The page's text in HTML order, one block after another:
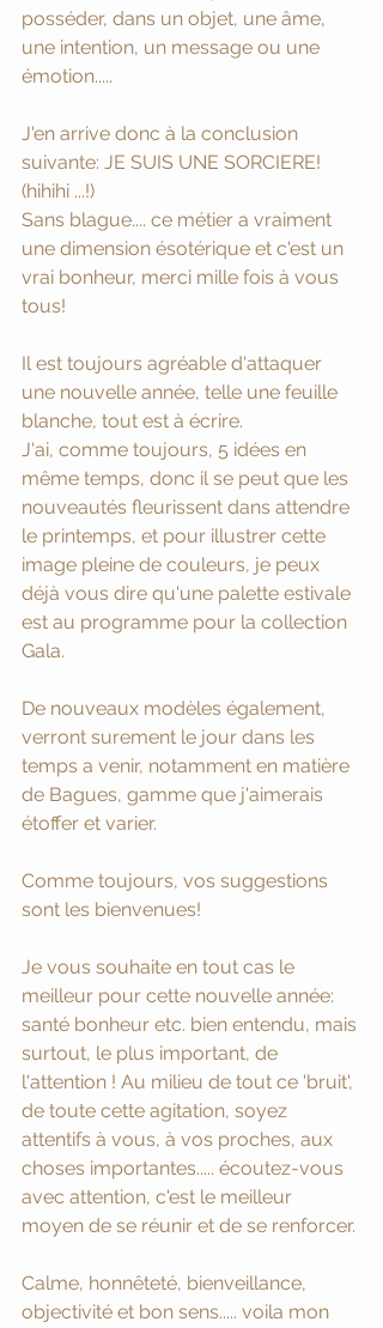
posséder, dans un objet, une âme,
une intention, un message ou une
émotion.....
J'en arrive donc à la conclusion
suivante: JE SUIS UNE SORCIERE!
(hihihi ...!)
Sans blague.... ce métier a vraiment
une dimension ésotérique et c'est un
vrai bonheur, merci mille fois à vous
tous!
Il est toujours agréable d'attaquer
une nouvelle année, telle une feuille
blanche, tout est à écrire.
J'ai, comme toujours, 5 idées en
même temps, donc il se peut que les
nouveautés fleurissent dans attendre
le printemps, et pour illustrer cette
image pleine de couleurs, je peux
déjà vous dire qu'une palette estivale
est au programme pour la collection
Gala.
De nouveaux modèles également,
verront surement le jour dans les
temps a venir, notamment en matière
de Bagues, gamme que j'aimerais
étoffer et varier.
Comme toujours, vos suggestions
sont les bienvenues!
Je vous souhaite en tout cas le
meilleur pour cette nouvelle année:
santé bonheur etc. bien entendu, mais
surtout, le plus important, de
l'attention ! Au milieu de tout ce 'bruit',
de toute cette agitation, soyez
attentifs à vous, à vos proches, aux
choses importantes..... écoutez-vous
avec attention, c'est le meilleur
moyen de se réunir et de se renforcer.
Calme, honnêteté, bienveillance,
objectivité et bon sens..... voila mon